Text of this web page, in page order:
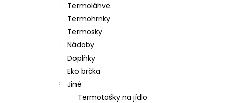
Termoláhve
Termohrnky
Termosky
Nádoby
Doplňky
Eko brčka
Jiné
Termotašky na jídlo
TERMOLÁHEV S PÍTKEM ECO VESSEL
SUMMIT 700 ML BLACK SHADOW
990 Kč